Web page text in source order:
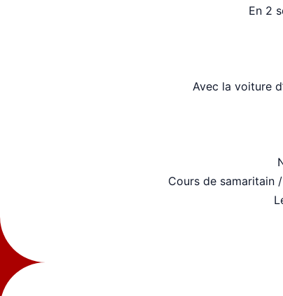
En 2
Avec la voiture
Cours de samaritain